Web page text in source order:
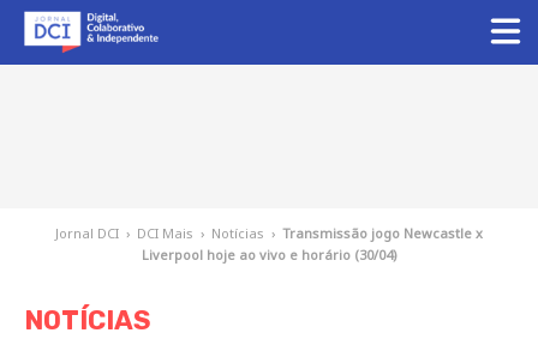
Jornal DCI › DCI Mais › Notícias › Transmissão jogo Newcastle x
Liverpool hoje ao vivo e horário (30/04)
NOTÍCIAS